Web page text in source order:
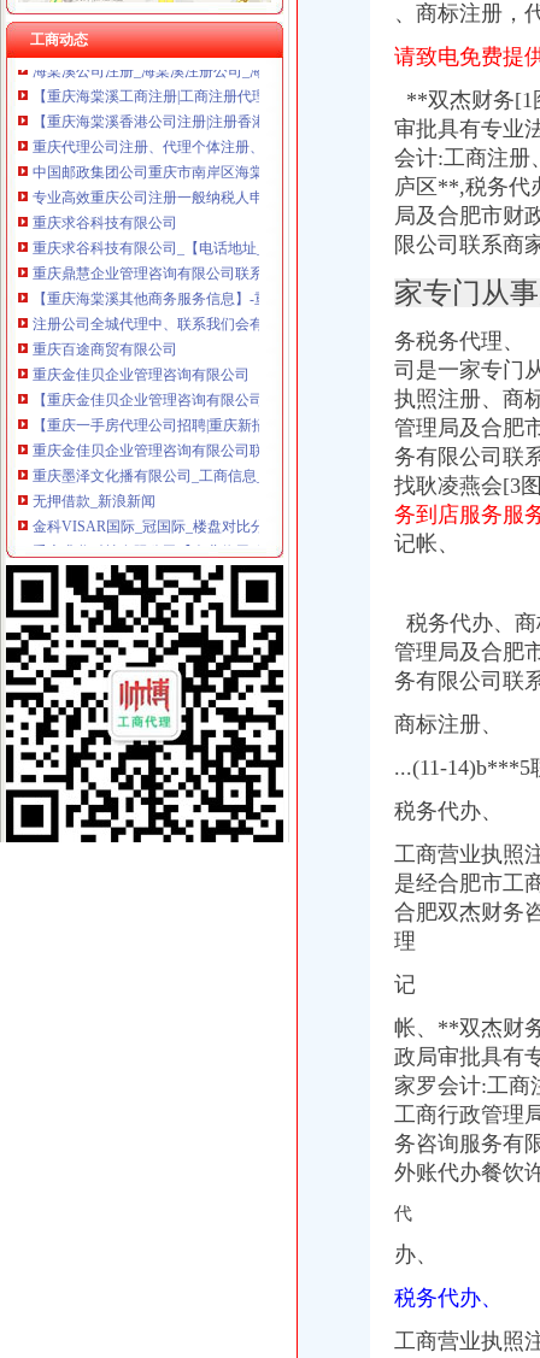
工商动态
【海棠溪工商财税_海棠溪工商年检_海棠溪工商代办】-58到家
海棠溪公司注册_海棠溪注册公司_海棠溪代办注册公司_海棠溪代理公
【重庆海棠溪工商注册|工商注册代理|工商注册代办】-重庆赶集网
【重庆海棠溪香港公司注册|注册香港公司|香港公司注册查询】-重庆赶
重庆代理公司注册、代理个体注册、代理记账重庆工商年检今题网
中国邮政集团公司重庆市南岸区海棠溪邮政所
专业高效重庆公司注册一般纳税人申请代理记账重庆工商年检今题网
重庆求谷科技有限公司
重庆求谷科技有限公司_【电话地址_招聘信息_注册信息_信用信息_诉
重庆鼎慧企业管理咨询有限公司联系方式_信用报告_工商信息-启信宝
【重庆海棠溪其他商务服务信息】-重庆赶集网
注册公司全城代理中、联系我们会有意想不到的收获哦重庆工商年检
重庆百途商贸有限公司
重庆金佳贝企业管理咨询有限公司
【重庆金佳贝企业管理咨询有限公司工商信息】-阿土伯工商信息查询
【重庆一手房代理公司招聘|重庆新招聘一手房代理公司信息】-重庆
重庆金佳贝企业管理咨询有限公司联系方式_信用报告_工商信息-启信宝
重庆墨泽文化播有限公司_工商信息_电话_地址_信用信息_财务信息
无押借款_新浪新闻
金科VISAR国际_冠国际_楼盘对比分析-重庆乐居
重庆求谷科技有限公司【企业信用,电话,地址,法人】_阿里巴巴
重庆长航汽车服务有限公司_【信用信息_诉讼信息_财务信息_注册信息
重庆初识代理记账有限公司_【电话地址_招聘信息_注册信息_信用信息
重庆正盛汽车销售有限公司_【信用信息_诉讼信息_财务信息_注册信息
重庆华源水电技术工程有限公司_【信用信息_诉讼信息_财务信息_注册
创业暴利好项目弋莱品牌内衣内裤招各级代理重庆服饰鞋帽今题网
武昌区公司注册|代理注册|公司代办_武汉企业注册代理服务中心
新11月重庆市商标设计产品生产销售企业黄页.xls-企业管理资源网
重庆新一批公租房开放申请啦~全申请指南看这里_搜狐财经_搜狐网
重庆主城15个公租房即将摇号申请,全攻略拿走不谢！_搜狐财经_
和记黄埔地产峰_重庆创意公园_楼盘对比分析-重庆乐居
赶快去申请!重庆主城15个公租房小区将摇号配租_凤凰资讯
无押借款_新浪新闻
重庆人注意！开年三个好消息,三个坏消息,都跟你息息相关！_搜狐
中央新风系统为您清除甲醛的危害—重庆南岸海棠溪工地施工材料
想住公租房的看过来,“江南水岸”公租房可接受申请啦！_重庆时报-
重庆新一批公租房开放申请啦~全申请指南看这里_搜狐财经_搜狐网
第20次公租房申请开始,今年一大批重庆人将有房子住了-本地宝
彭水县美翔-江城美景3#楼建设项目_百姓声音_论坛_天涯社区
赶快去申请！重庆主城15个公租房小区将摇号配租_未来网
新消息！重庆主城15个公租房小区将摇号配租,赶快申请（附申请地
【昂迈地产招聘客户经理,重庆昂迈房地产营销策划有限公司招聘】-
重庆墨泽文化播有限公司_工商信息_电话_地址_信用信息_财务信息
、商标注册，
请致电免费提
**双杰财务[1
审批具有专业
会计:工商注册
庐区**,税务代
局及合肥市财
限公司联系商
家专门从
务税务代理、
司是一家专门
执照注册、商
管理局及合肥
务有限公司联
找耿凌燕会[3
务到店服务服
记帐、
税务代办、
管理局及合肥
务有限公司联
商标注册、
...(11-14)b***5
税务代办、
工商营业执照
是经合肥市工
合肥双杰财务
理
记
帐、**双杰财
政局审批具有
家罗会计:工商
工商行政管理
务咨询服务有
外账代办餐饮
代
办、
税务代办、
工商营业执照